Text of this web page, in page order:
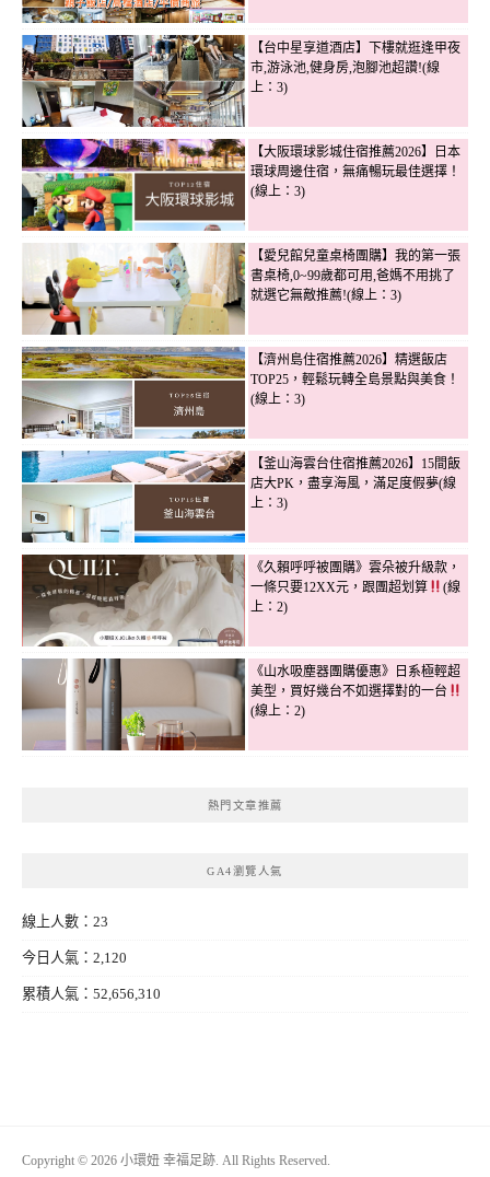
【台中星享道酒店】下樓就逛逢甲夜
市,游泳池,健身房,泡腳池超讚!(線
上：3)
【大阪環球影城住宿推薦2026】日本
環球周邊住宿，無痛暢玩最佳選擇！
(線上：3)
【愛兒館兒童桌椅團購】我的第一張
書桌椅,0~99歲都可用,爸媽不用挑了
就選它無敵推薦!(線上：3)
【濟州島住宿推薦2026】精選飯店
TOP25，輕鬆玩轉全島景點與美食！
(線上：3)
【釜山海雲台住宿推薦2026】15間飯
店大PK，盡享海風，滿足度假夢(線
上：3)
《久賴呼呼被團購》雲朵被升級款，
一條只要12XX元，跟團超划算
(線
上：2)
《山水吸塵器團購優惠》日系極輕超
美型，買好幾台不如選擇對的一台
(線上：2)
熱門文章推薦
GA4瀏覽人氣
線上人數：23
今日人氣：2,120
累積人氣：52,656,310
Copyright © 2026 小環妞 幸福足跡. All Rights Reserved.